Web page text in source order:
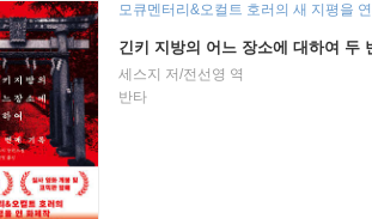
모큐멘터리&오컬트 호러의 새 지평을
긴키 지방의 어느 장소에 대하여 두
세스지 저/전선영 역
반타